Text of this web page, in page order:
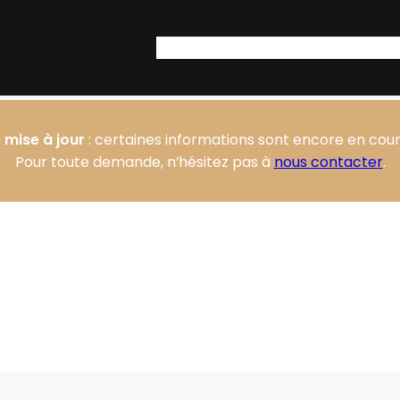
mise à jour : certaines informations sont encore en
Pour toute demande, n’hésitez pas à nous contacter.